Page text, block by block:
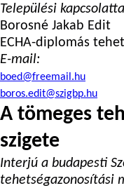
Települési
Borosné Jakab Edit
ECHA-diplomás
E-mail:
boed@freemail.hu
boros.edit@szigbp.hu
A tömeges
szigete
Interjú a budapesti
tehetségazonosítási